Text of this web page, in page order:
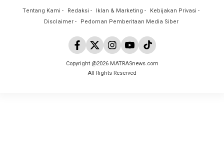
Tentang Kami Redaksi Iklan & Marketing
Kebijakan Privasi
Disclaimer
Pedoman Pemberitaan Media Siber
Copyright @2026 MATRASnews.com
All Rights Reserved